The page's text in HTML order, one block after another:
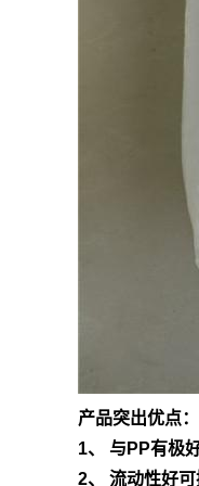
产品突出优点：
1、 与PP有极
2、 流动性好